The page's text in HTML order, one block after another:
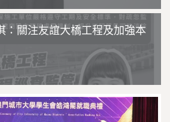
：關注友誼大橋工程及加強本